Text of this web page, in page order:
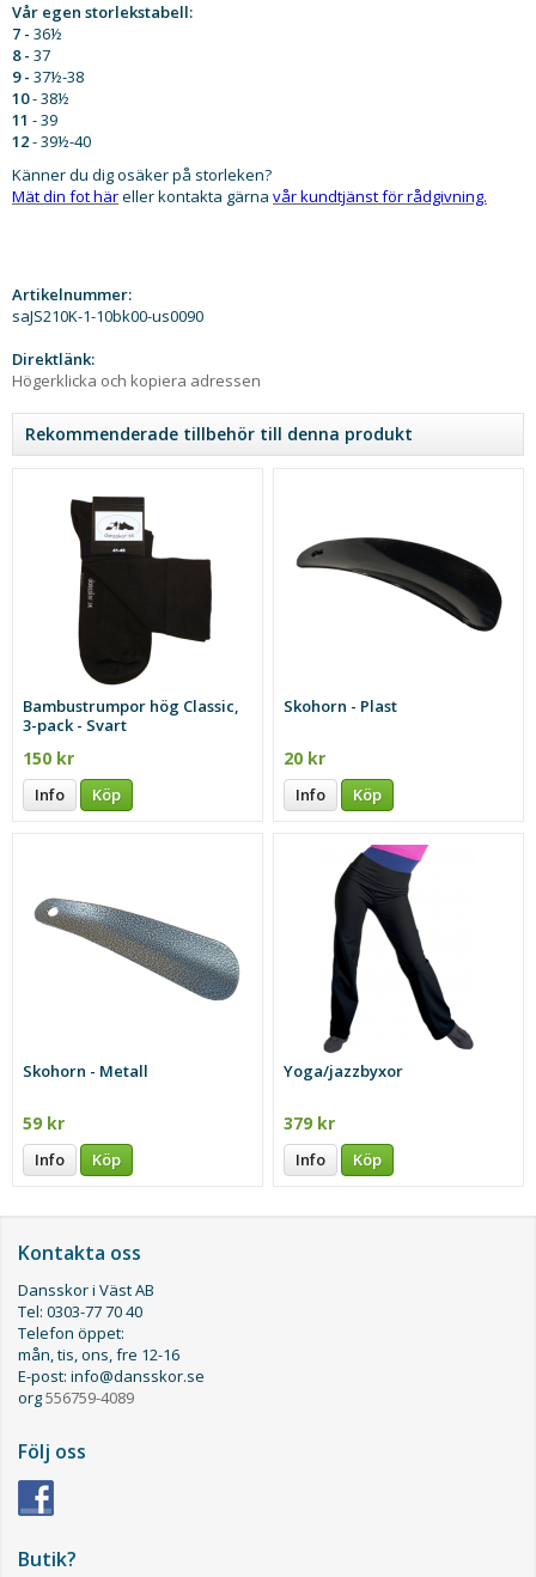
Vår egen storlekstabell:
7 - 36½
8 - 37
9 - 37½-38
10- 38½
11 - 39
12- 39½-40
Känner du dig osäker på storleken?
​Mät din fot häreller kontakta gärna vår kundtjänst för rådgivning.
Artikelnummer:
saJS210K-1-10bk00-us0090
Direktlänk:
Högerklicka och kopiera adressen
Rekommenderade tillbehör till denna produkt
Bambustrumpor hög Classic,
3-pack - Svart
150 kr
Info Köp
Skohorn - Plast
20 kr
Info Köp
Skohorn - Metall
59 kr
Info Köp
Yoga/jazzbyxor
379 kr
Info Köp
Kontakta oss
Dansskor i Väst AB
Tel: 0303-77 70 40
Telefon öppet:
mån, tis, ons, fre 12-16
E-post: info@dansskor.se
org556759-4089
Följ oss
Butik?